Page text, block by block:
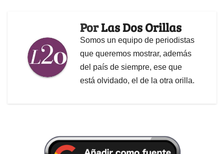
PorLas Dos Orillas
Somos un equipo de periodistas
que queremos mostrar, además
del país de siempre, ese que
está olvidado, el de la otra orilla.